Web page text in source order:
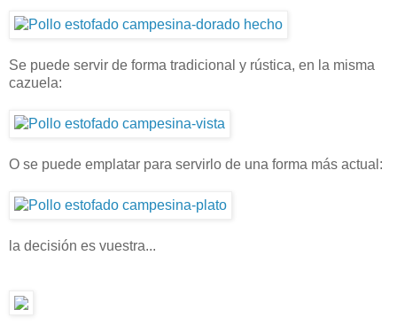
Se puede servir de forma tradicional y rústica, en la misma
cazuela:
O se puede emplatar para servirlo de una forma más actual:
la decisión es vuestra...